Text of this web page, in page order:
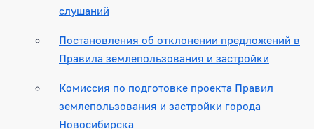
слушаний
Постановления об отклонении предложений в
Правила землепользования и застройки
Комиссия по подготовке проекта Правил
землепользования и застройки города
Новосибирска